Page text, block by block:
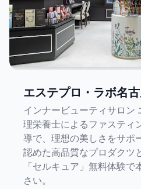
エステプロ・ラボ名
インナービューティサロン
理栄養士によるファスティ
導で、理想の美しさをサポ
認めた高品質なプロダクツ
「セルキュア」無料体験
さい。